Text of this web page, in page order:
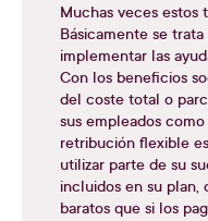
Muchas veces estos
Básicamente se
implementar las
Con los beneficios
del coste total o
sus empleados
retribución flexible
utilizar parte de su
incluidos en su plan,
baratos que si los